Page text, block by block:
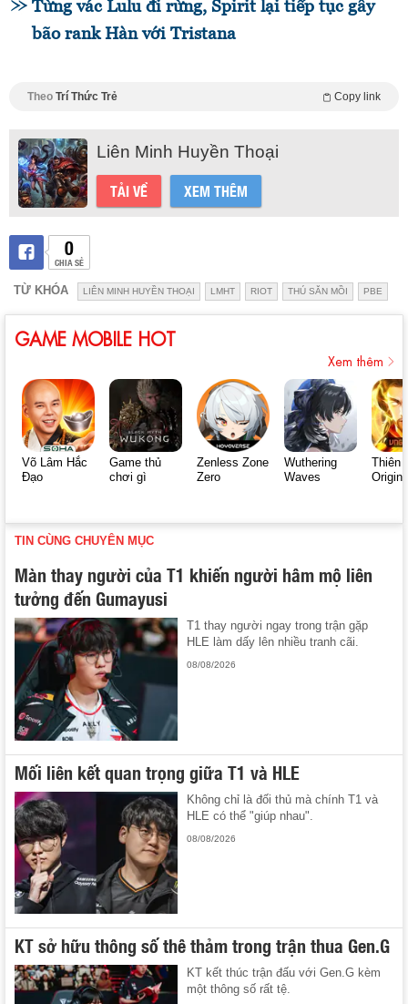
Từng vác Lulu đi rừng, Spirit lại tiếp tục gây
bão rank Hàn với Tristana
Theo Trí Thức Trẻ Copy link
Liên Minh Huyền Thoại
TẢI VỀ XEM THÊM
0
CHIA SẺ
TỪ KHÓA LIÊN MINH HUYỀN THOẠI LMHT RIOT THÚ SĂN MỒI PBE
GAME MOBILE HOT
Xem thêm
Võ Lâm Hắc
Đạo
Game thủ
chơi gì
Zenless Zone
Zero
Wuthering
Waves
Thiên
Origin
TIN CÙNG CHUYÊN MỤC
Màn thay người của T1 khiến người hâm mộ liên
tưởng đến Gumayusi
T1 thay người ngay trong trận gặp
HLE làm dấy lên nhiều tranh cãi.
08/08/2026
Mối liên kết quan trọng giữa T1 và HLE
Không chỉ là đối thủ mà chính T1 và
HLE có thể "giúp nhau".
08/08/2026
KT sở hữu thông số thê thảm trong trận thua Gen.G
KT kết thúc trận đấu với Gen.G kèm
một thông số rất tệ.